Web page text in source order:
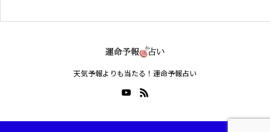
天気予報よりも当たる！運命予報占い